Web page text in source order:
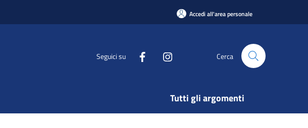
Accedi all'area personale
Seguici su Cerca
Tutti gli argomenti